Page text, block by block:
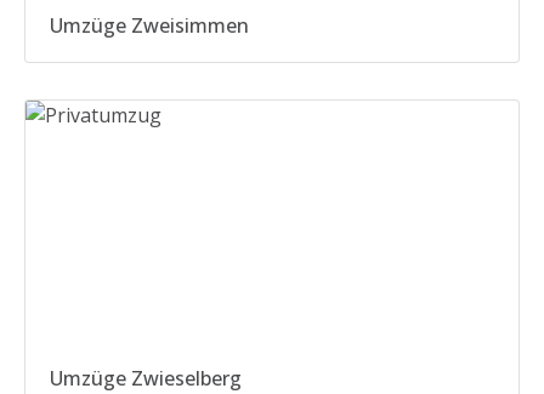
Umzüge Zweisimmen
Umzüge Zwieselberg